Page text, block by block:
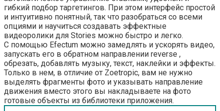
гибкий подбор таргетингов. При этом интерфейс простой
и интуитивно понятный, так что разобраться со всеми
опциями и научиться создавать эффектные
видеоролики для Stories можно быстро и легко.
С помощью Efectum можно замедлять и ускорять видео,
запускать его в обратном направлении reverse ,
обрезать, добавлять музыку, текст, наклейки и эффекты.
Только в нем, в отличие от Zoetropic, вам не нужно
выделять фрагменты фото и указывать направление
движения вместо этого вы накладываете на фото
готовые объекты из библиотеки приложения.